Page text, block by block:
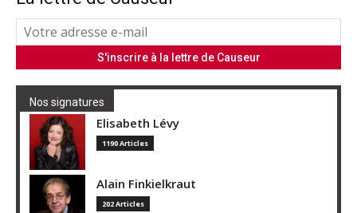
Nos signatures
Elisabeth Lévy
1190 Articles
Alain Finkielkraut
202 Articles